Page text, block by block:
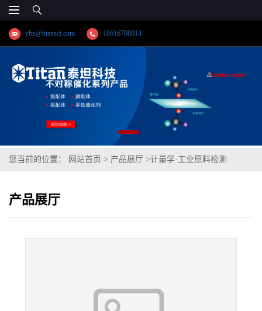
yhx@titansci.com 18616708014
您当前的位置： 网站首页 > 产品展厅 >计量学·工业原料检测
份:C/Si/Mn/P/S/Cr/Ni/Mo/V/Cu/Al)
产品展厅